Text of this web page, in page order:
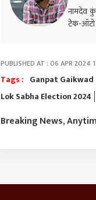
नामदेव
टेक-ऑटो
PUBLISHED AT : 06 APR 2024
Tags : Ganpat Gaikwad
Lok Sabha Election 2024
Breaking News,